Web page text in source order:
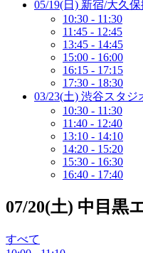
05/19(日) 新宿/大久
10:30 - 11:30
11:45 - 12:45
13:45 - 14:45
15:00 - 16:00
16:15 - 17:15
17:30 - 18:30
03/23(土) 渋谷スタジ
10:30 - 11:30
11:40 - 12:40
13:10 - 14:10
14:20 - 15:20
15:30 - 16:30
16:40 - 17:40
07/20(土) 中目黒
すべて